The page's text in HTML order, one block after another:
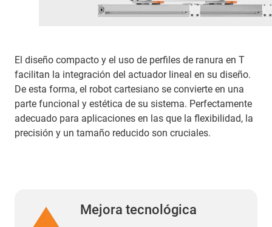
El diseño compacto y el uso de perfiles de ranura en T
facilitan la integración del actuador lineal en su diseño.
De esta forma, el robot cartesiano se convierte en una
parte funcional y estética de su sistema. Perfectamente
adecuado para aplicaciones en las que la flexibilidad, la
precisión y un tamaño reducido son cruciales.
Mejora tecnológica